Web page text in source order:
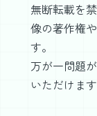
無断転載を
像の著作権
す。
万が一問題
いただけま